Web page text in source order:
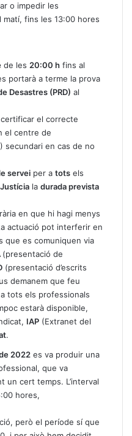
o impedir les
fins les 13:00 hores
de les 20:00 h fins al
portarà a terme la prova
Desastres (PRD) al
el correcte
el centre de
secundari en cas de no
servei per a tots els
la durada prevista
en que hi hagi menys
actuació pot interferir en
que es comuniquen via
(presentació de
(presentació d’escrits
demanem que feu
tots els professionals
estarà disponible,
IAP (Extranet del
.
2022 es va produir una
que va
un cert temps. L’interval
hores,
però el període sí que